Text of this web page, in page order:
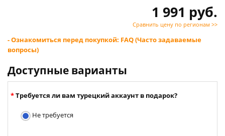
1 991 руб.
Сравнить цену по регионам >>
- Ознакомиться перед покупкой: FAQ (Часто задаваемые
вопросы)
Доступные варианты
Требуется ли вам турецкий аккаунт в подарок?
Не требуется